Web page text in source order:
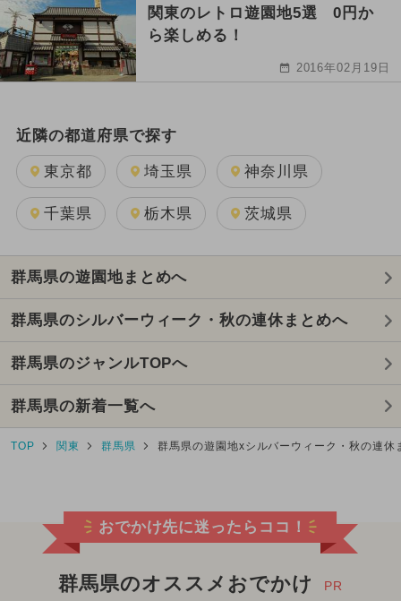
関東のレトロ遊園地5選 0円か
ら楽しめる！
2016年02月19日
近隣の都道府県で探す
東京都 埼玉県 神奈川県
千葉県 栃木県 茨城県
群馬県の遊園地まとめへ
群馬県のシルバーウィーク・秋の連休まとめへ
群馬県のジャンルTOPへ
群馬県の新着一覧へ
TOP 関東 群馬県 群馬県の遊園地xシルバーウィーク・秋の連休
おでかけ先に迷ったらココ！
群馬県のオススメおでかけ PR